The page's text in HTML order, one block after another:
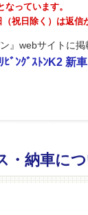
っています。
祝日除く）は返信
』webサイトに
ﾞﾝｸﾞｽﾄﾝK2 新
・納車に